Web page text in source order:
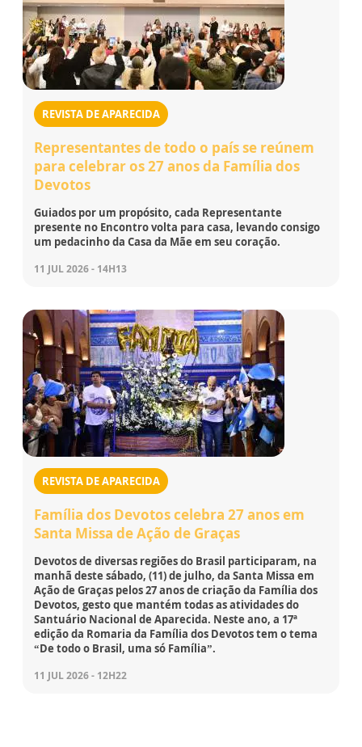
REVISTA DE APARECIDA
Representantes de todo o país se reúnem
para celebrar os 27 anos da Família dos
Devotos
Guiados por um propósito, cada Representante
presente no Encontro volta para casa, levando consigo
um pedacinho da Casa da Mãe em seu coração.
11 JUL 2026 - 14H13
REVISTA DE APARECIDA
Família dos Devotos celebra 27 anos em
Santa Missa de Ação de Graças
Devotos de diversas regiões do Brasil participaram, na
manhã deste sábado, (11) de julho, da Santa Missa em
Ação de Graças pelos 27 anos de criação da Família dos
Devotos, gesto que mantém todas as atividades do
Santuário Nacional de Aparecida. Neste ano, a 17ª
edição da Romaria da Família dos Devotos tem o tema
“De todo o Brasil, uma só Família”.
11 JUL 2026 - 12H22